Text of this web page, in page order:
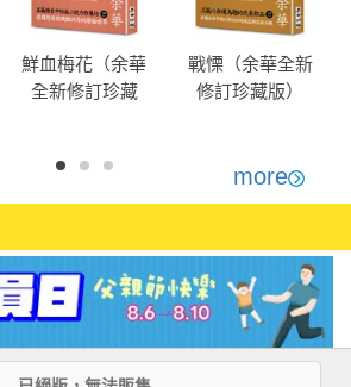
鮮血梅花（余華
全新修訂珍藏
戰慄（余華全新
修訂珍藏版）
more